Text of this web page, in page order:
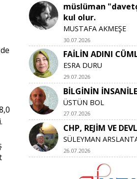
müslüman
kul olur.
MUSTAFA AKMEŞE
30.07.2026
FAİLİN ADINI
ESRA DURU
29.07.2026
BİLGİNİN
ÜSTÜN BOL
27.07.2026
CHP, REJİM VE
SÜLEYMAN
26.07.2026